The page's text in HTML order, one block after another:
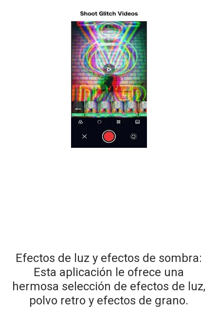
Efectos de luz y efectos de sombra:
Esta aplicación le ofrece una
hermosa selección de efectos de luz,
polvo retro y efectos de grano.